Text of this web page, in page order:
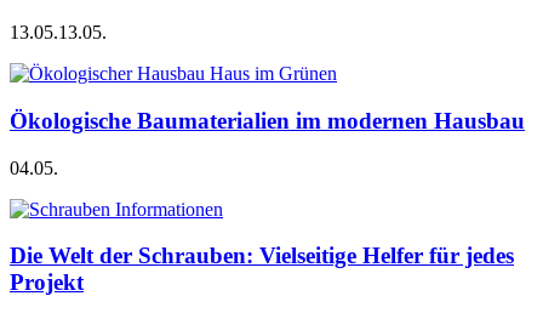
13.05.13.05.
Ökologische Baumaterialien im modernen Hausbau
04.05.
Die Welt der Schrauben: Vielseitige Helfer für jedes
Projekt